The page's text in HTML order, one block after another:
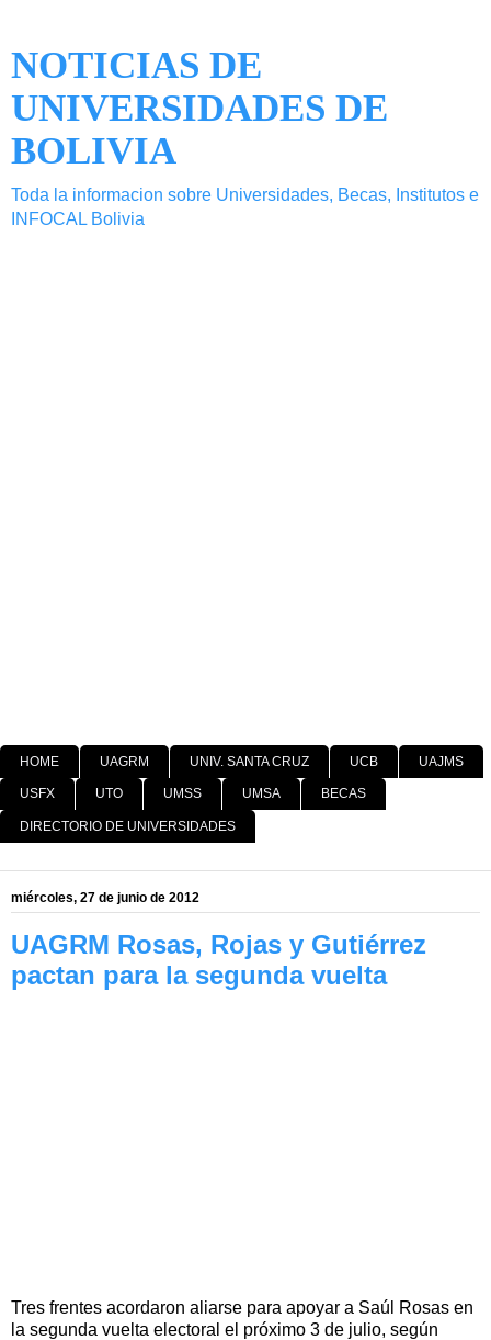
NOTICIAS DE
UNIVERSIDADES DE
BOLIVIA
Toda la informacion sobre Universidades, Becas, Institutos e
INFOCAL Bolivia
HOME UAGRM UNIV. SANTA CRUZ UCB UAJMS
USFX UTO UMSS UMSA BECAS
DIRECTORIO DE UNIVERSIDADES
miércoles, 27 de junio de 2012
UAGRM Rosas, Rojas y Gutiérrez
pactan para la segunda vuelta
Tres frentes acordaron aliarse para apoyar a Saúl Rosas en
la segunda vuelta electoral el próximo 3 de julio, según